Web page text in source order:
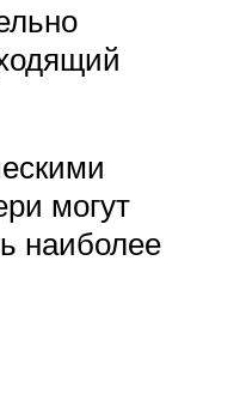
могут
наиболее